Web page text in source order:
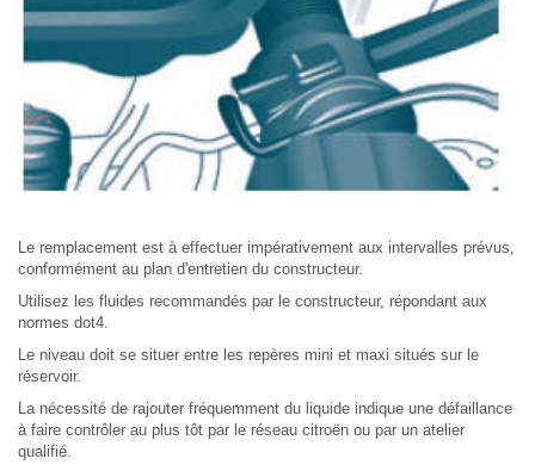
Le remplacement est à effectuer impérativement aux intervalles prévus,
conformément au plan d'entretien du constructeur.
Utilisez les fluides recommandés par le constructeur, répondant aux
normes dot4.
Le niveau doit se situer entre les repères mini et maxi situés sur le
réservoir.
La nécessité de rajouter fréquemment du liquide indique une défaillance
à faire contrôler au plus tôt par le réseau citroën ou par un atelier
qualifié.